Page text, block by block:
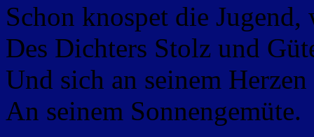
Schon knospet die Jugend,
Des Dichters Stolz und
Und sich an seinem
An seinem Sonnengemüte.